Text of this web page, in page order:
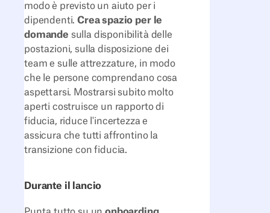
modo è previsto un aiuto per i
dipendenti.Crea spazio per le
domande sulla disponibilità delle
postazioni, sulla disposizione dei
team e sulle attrezzature, in modo
che le persone comprendano cosa
aspettarsi. Mostrarsi subito molto
aperti costruisce un rapporto di
fiducia, riduce l'incertezza e
assicura che tutti affrontino la
transizione con fiducia.
Durante il lancio